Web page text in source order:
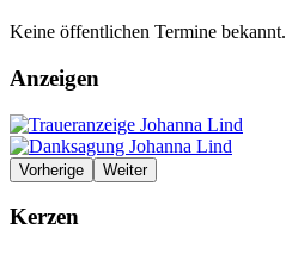
Keine öffentlichen Termine bekannt.
Anzeigen
Vorherige Weiter
Kerzen